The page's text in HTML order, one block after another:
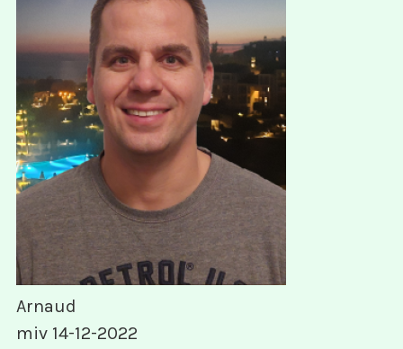
Arnaud
miv 14-12-2022